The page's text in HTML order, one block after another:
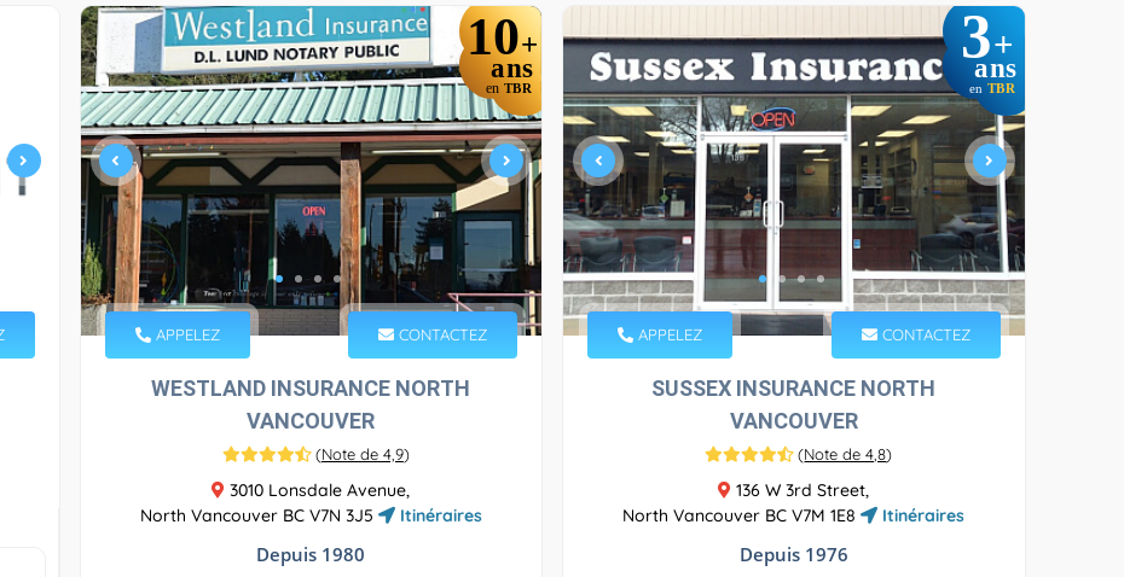
10+
ans
en TBR
APPELEZ CONTACTEZ
WESTLAND INSURANCE NORTH
VANCOUVER
(Note de 4,9)
3010 Lonsdale Avenue,
North Vancouver BC V7N 3J5
Itinéraires
Depuis 1980
3+
ans
en TBR
APPELEZ CONTACTEZ
SUSSEX INSURANCE NORTH
VANCOUVER
(Note de 4,8)
136 W 3rd Street,
North Vancouver BC V7M 1E8
Itinéraires
Depuis 1976